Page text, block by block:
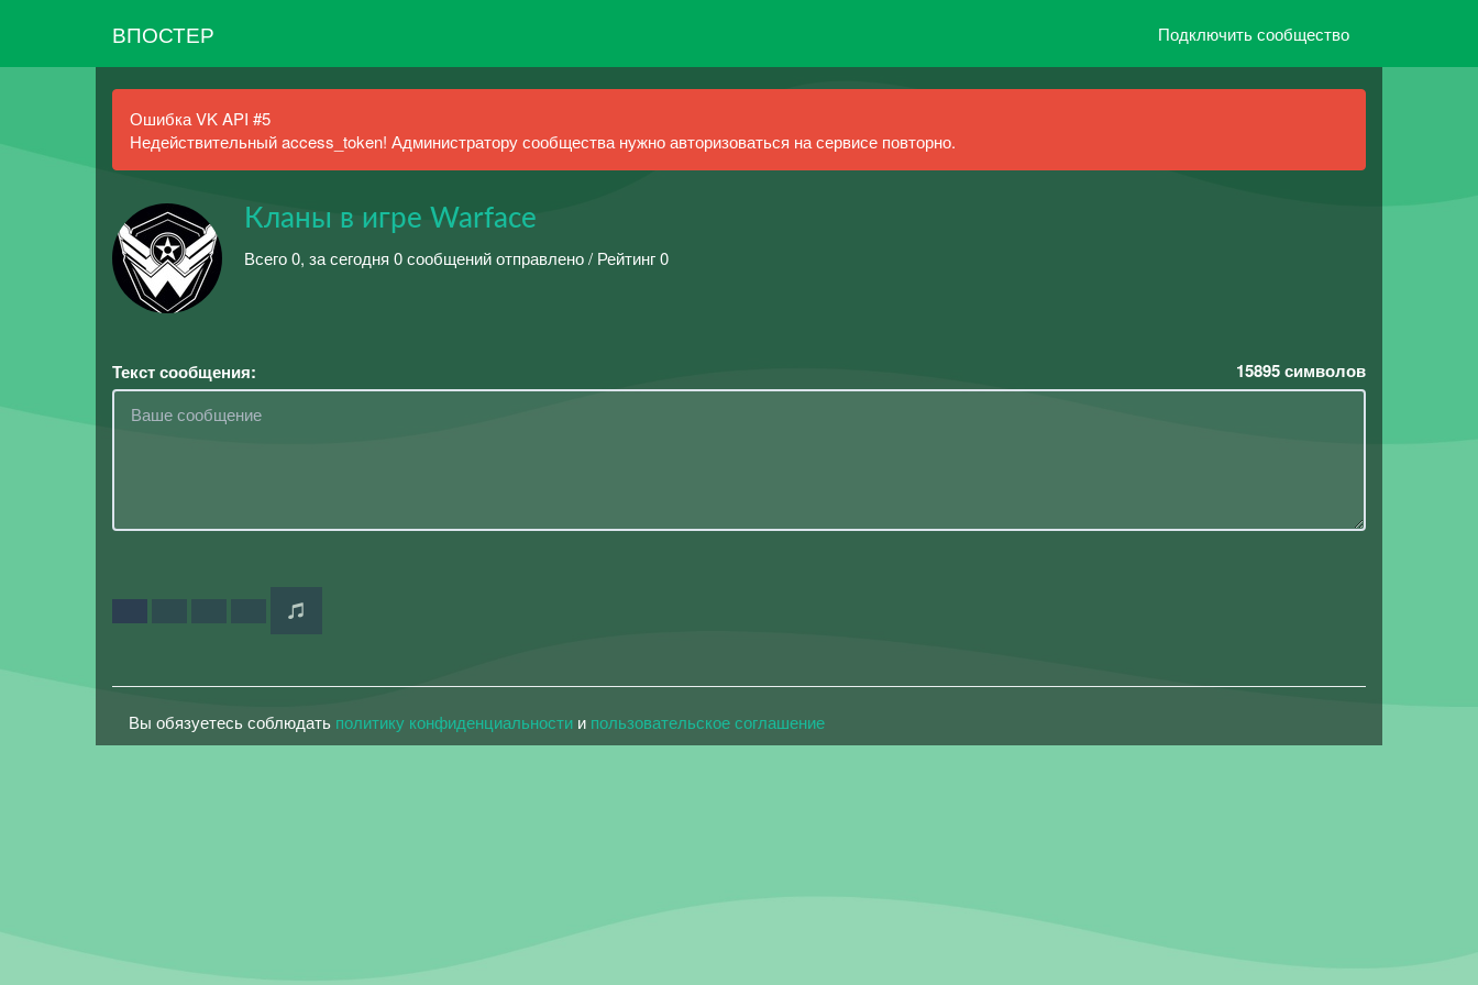
ВПОСТЕР Подключить сообщество
Ошибка VK API #5
Недействительный access_token! Администратору сообщества нужно авторизоваться на сервисе повторно.
Кланы в игре Warface
Всего 0, за сегодня 0 сообщений отправлено / Рейтинг 0
Текст сообщения: 15895символов
Вы обязуетесь соблюдать политику конфиденциальности и пользовательское соглашение